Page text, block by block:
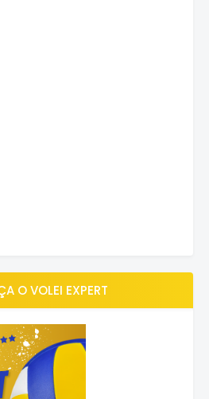
O VOLEI EXPERT